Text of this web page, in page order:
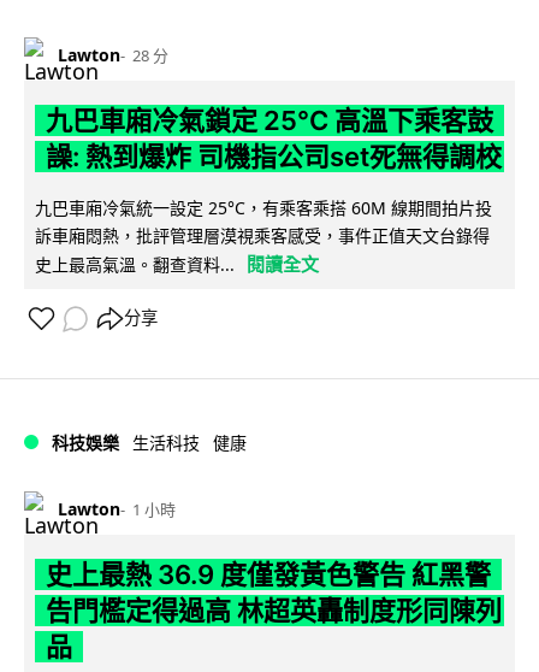
Lawton 28 分
九巴車廂冷氣鎖定 25°C 高溫下乘客鼓
譟: 熱到爆炸 司機指公司set死無得調校
九巴車廂冷氣統一設定 25°C，有乘客乘搭 60M 線期間拍片投
訴車廂悶熱，批評管理層漠視乘客感受，事件正值天文台錄得
史上最高氣溫。翻查資料...
閱讀全文
分享
科技娛樂 生活科技 健康
Lawton 1 小時
史上最熱 36.9 度僅發黃色警告 紅黑警
告門檻定得過高 林超英轟制度形同陳列
品